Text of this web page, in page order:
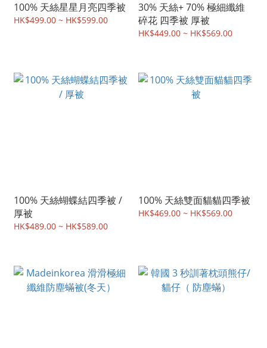
100% 天絲星星月亮四季被
HK$499.00 ~ HK$599.00
30% 天絲+ 70% 極細纖維
碎花 四季被 厚被
HK$449.00 ~ HK$569.00
100% 天絲蝴蝶結四季被 /
厚被
HK$489.00 ~ HK$589.00
100% 天絲雙面貓貓四季被
HK$469.00 ~ HK$569.00